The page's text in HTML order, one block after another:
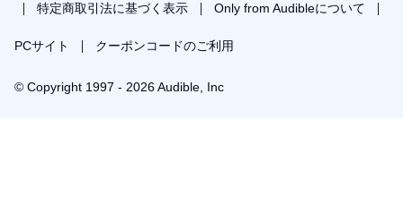
特定商取引法に基づく表示 Only from Audibleについて
PCサイト クーポンコードのご利用
© Copyright 1997 - 2026 Audible, Inc